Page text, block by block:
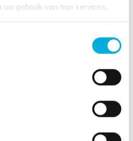
uw gebruik van hun services.
uit te voeren met één van